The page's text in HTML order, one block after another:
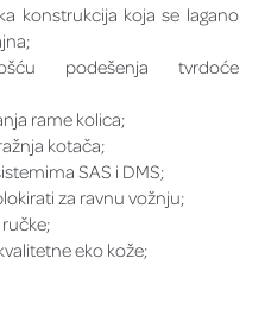
konstrukcija koja se lagano
podešenja tvrdoće
rame kolica;
kotača;
SAS i DMS;
za ravnu vožnju;
eko kože;